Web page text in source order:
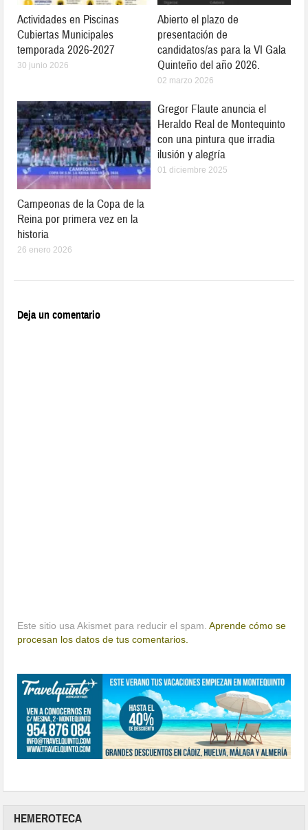
Actividades en Piscinas
Cubiertas Municipales
temporada 2026-2027
30 junio 2026
Abierto el plazo de
presentación de
candidatos/as para la VI Gala
Quinteño del año 2026.
02 marzo 2026
Campeonas de la Copa de la
Reina por primera vez en la
historia
26 enero 2026
Gregor Flaute anuncia el
Heraldo Real de Montequinto
con una pintura que irradia
ilusión y alegría
01 diciembre 2025
Deja un comentario
Este sitio usa Akismet para reducir el spam.Aprende cómo se
procesan los datos de tus comentarios.
HEMEROTECA